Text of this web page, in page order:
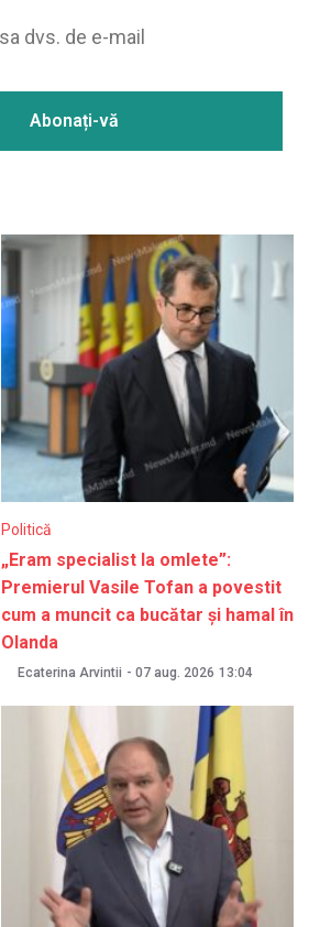
Politică
„Eram specialist la omlete”:
Premierul Vasile Tofan a povestit
cum a muncit ca bucătar și hamal în
Olanda
Ecaterina Arvintii - 07 aug. 2026 13:04